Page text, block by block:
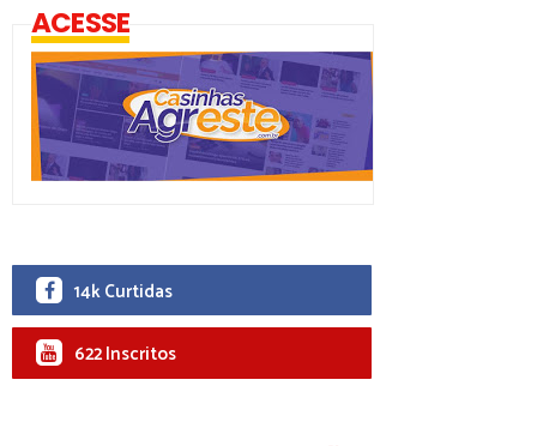
ACESSE
14k Curtidas
622 Inscritos